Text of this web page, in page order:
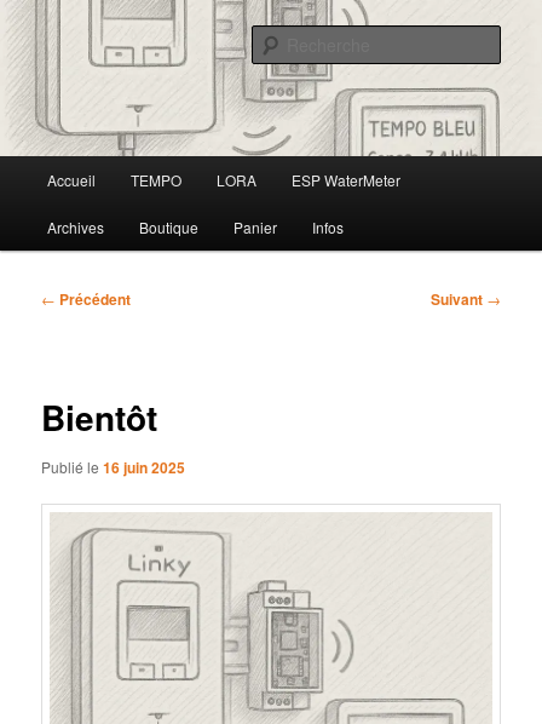
Aller
au
contenu
principalFBS
principal
Accueil TEMPO LORA ESP WaterMeter
Archives Boutique Panier Infos
Navigation
← Précédent Suivant →
Bientôt
Publié le16 juin 2025